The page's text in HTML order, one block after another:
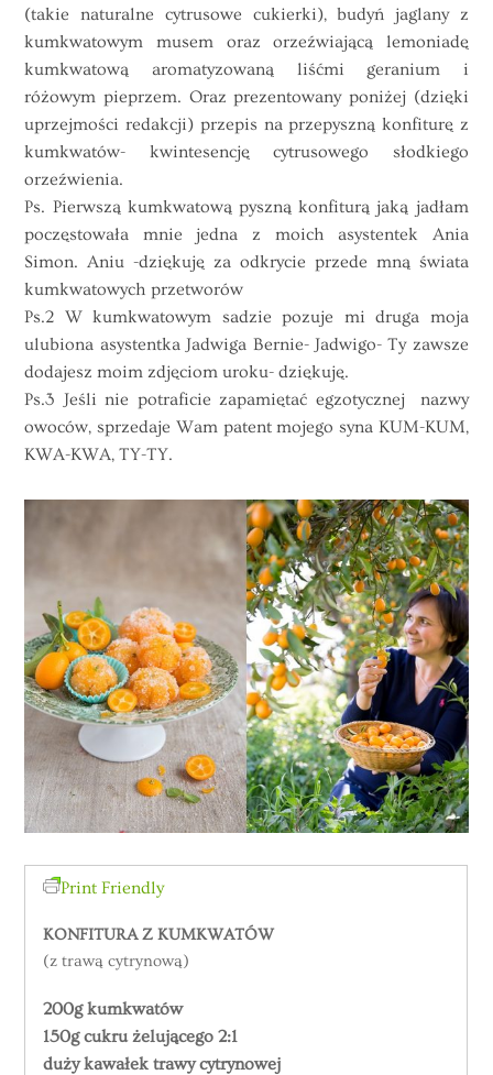
(takie naturalne cytrusowe cukierki), budyń jaglany z
kumkwatowym musem oraz orzeźwiającą lemoniadę
kumkwatową aromatyzowaną liśćmi geranium i
różowym pieprzem. Oraz prezentowany poniżej (dzięki
uprzejmości redakcji) przepis na przepyszną konfiturę z
kumkwatów- kwintesencję cytrusowego słodkiego
orzeźwienia.
Ps. Pierwszą kumkwatową pyszną konfiturą jaką jadłam
poczęstowała mnie jedna z moich asystentek Ania
Simon. Aniu -dziękuję za odkrycie przede mną świata
kumkwatowych przetworów
Ps.2 W kumkwatowym sadzie pozuje mi druga moja
ulubiona asystentka Jadwiga Bernie- Jadwigo- Ty zawsze
dodajesz moim zdjęciom uroku- dziękuję.
Ps.3 Jeśli nie potraficie zapamiętać egzotycznej nazwy
owoców, sprzedaje Wam patent mojego syna KUM-KUM,
KWA-KWA, TY-TY.
Print Friendly
KONFITURA Z KUMKWATÓW
(z trawą cytrynową)
200g kumkwatów
150g cukru żelującego 2:1
duży kawałek trawy cytrynowej